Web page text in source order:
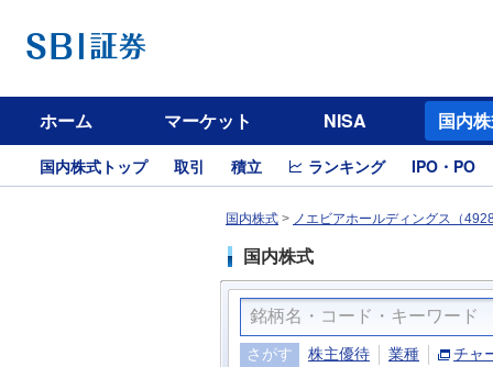
ホーム マーケット NISA 国内
国内株式トップ 取引 積立 ランキング IPO・PO
国内株式 > ノエビアホールディングス（
国内株式
さがす 株主優待 業種 チャ